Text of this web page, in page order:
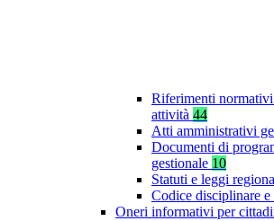
Riferimenti
attività 44
Atti amministrativi
Documenti di
gestionale 10
Statuti e leggi
Codice disciplinare
Oneri informativi per